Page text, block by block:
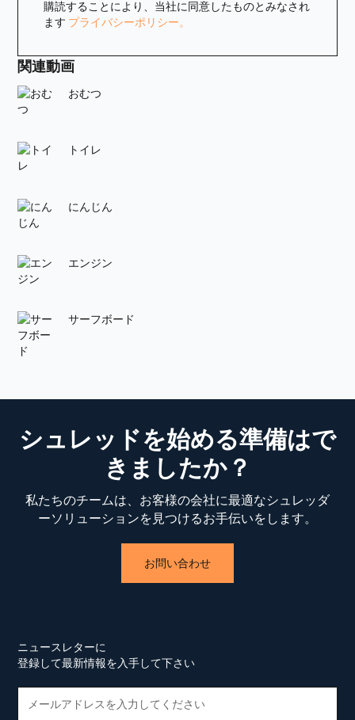
購読することにより、当社に同意したものとみなされ
ます プライバシーポリシー。
関連動画
おむつ
トイレ
にんじん
エンジン
サーフボード
シュレッドを始める準備はで
きましたか？
私たちのチームは、お客様の会社に最適なシュレッダ
ーソリューションを見つけるお手伝いをします。
お問い合わせ
ニュースレターに
登録して最新情報を入手して下さい